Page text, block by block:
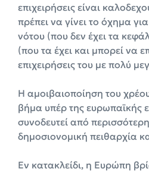
επιχειρήσεις είναι
πρέπει να γίνει το όχημα
νότου (που δεν έχει τα
(που τα έχει και μπορεί να
επιχειρήσεις του με πολύ
Η αμοιβαιοποίηση του
βήμα υπέρ της ευρωπαϊκής
συνοδευτεί από
δημοσιονομική πειθαρχία
Εν κατακλείδι, η Ευρώπη